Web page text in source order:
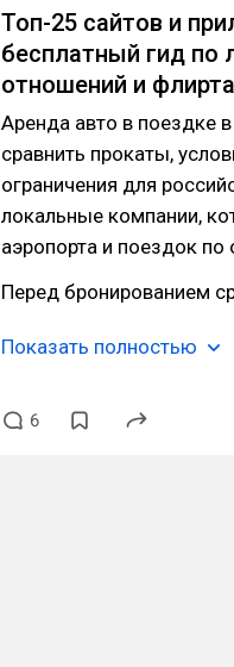
Топ-25 сайтов и
бесплатный гид по
отношений и флирта
Аренда авто в поездке
сравнить прокаты,
ограничения для
локальные компании,
аэропорта и поездок по
Перед бронированием
Показать полностью
6